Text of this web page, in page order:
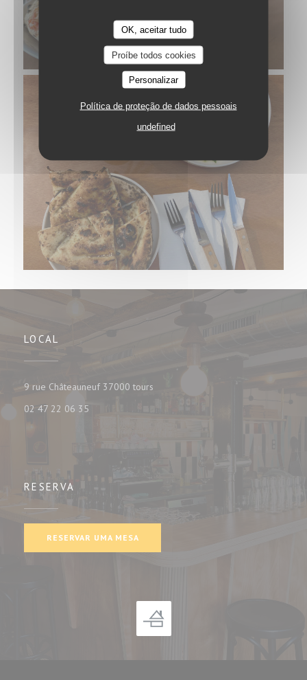
OK, aceitar tudo
Proíbe todos cookies
Personalizar
Política de proteção de dados pessoais
undefined
LOCAL
9 rue Châteauneuf 37000 tours
02 47 22 06 35
RESERVA
RESERVAR UMA MESA